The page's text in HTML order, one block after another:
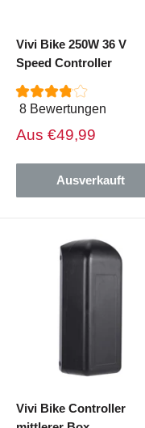
Vivi Bike 250W 36 V
Speed ​​Controller
8 Bewertungen
Verkaufspreis
Aus €49,99
Ausverkauft
Vivi Bike Controller